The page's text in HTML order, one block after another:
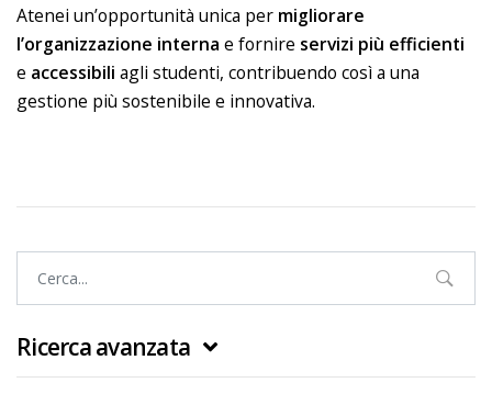
Atenei un’opportunità unica per migliorare
l’organizzazione interna e fornire servizi più efficienti
e accessibili agli studenti, contribuendo così a una
gestione più sostenibile e innovativa.
Ricerca avanzata